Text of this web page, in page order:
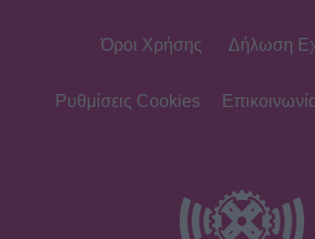
Όροι Χρήσης Δήλωση
Ρυθμίσεις Cookies